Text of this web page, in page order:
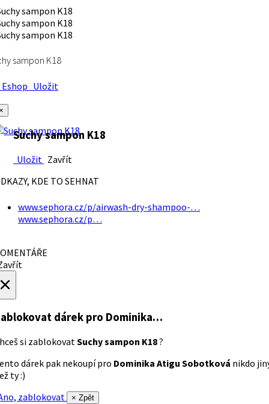
sampon K18
Uložit
Suchy sampon K18
Uložit Zavřít
KDE TO SEHNAT
www.sephora.cz/p/airwash-dry-shampoo-…
www.sephora.cz/p…
dárek pro Dominika…
si zablokovatSuchy sampon K18?
dárek pak nekoupí pro Dominika Atigu Sobotková nikdo
ty :)
zablokovat
× Zpět